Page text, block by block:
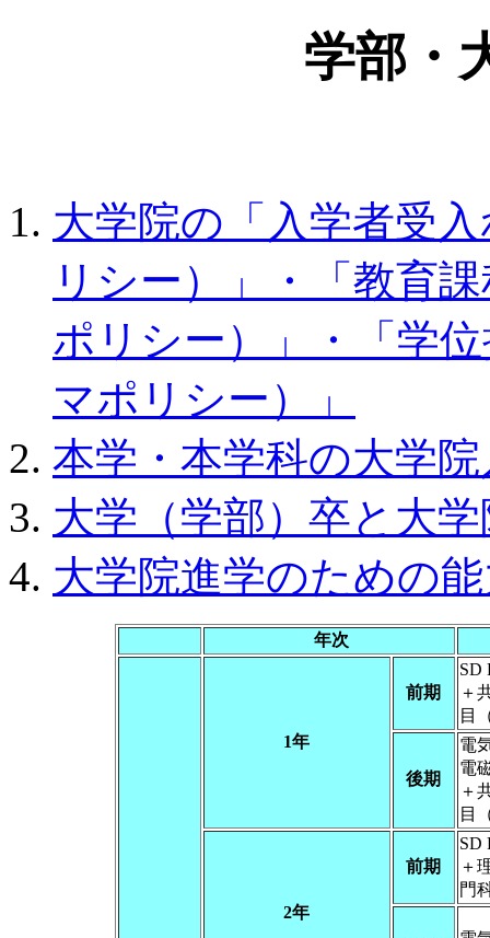
学部・
大学院の「入学者受
リシー）」・「教育
ポリシー）」・「学
マポリシー）」
本学・本学科の大学
大学（学部）卒と大
大学院進学のための
年次
1年
前期
SD
＋
目
後期
電
電
＋
目
2年
前期
SD
＋
門